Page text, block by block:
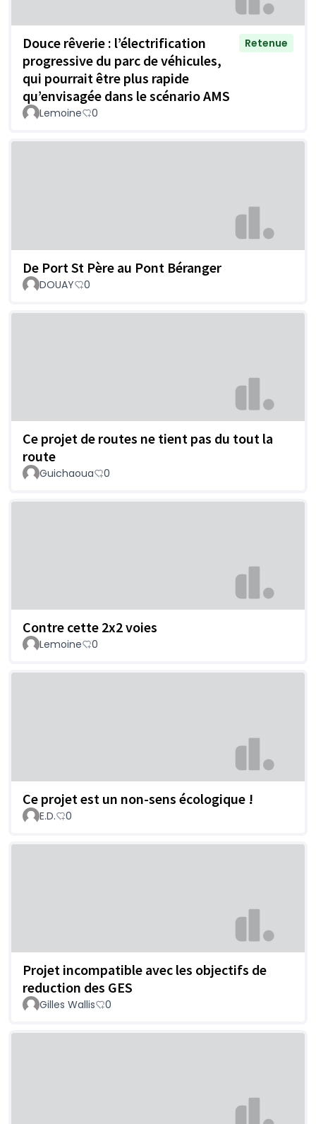
Douce rêverie : l’électrification
progressive du parc de véhicules,
qui pourrait être plus rapide
qu’envisagée dans le scénario AMS
Retenue
Lemoine 0
De Port St Père au Pont Béranger
DOUAY 0
Ce projet de routes ne tient pas du tout la
route
Guichaoua 0
Contre cette 2x2 voies
Lemoine 0
Ce projet est un non-sens écologique !
E.D. 0
Projet incompatible avec les objectifs de
reduction des GES
Gilles Wallis 0